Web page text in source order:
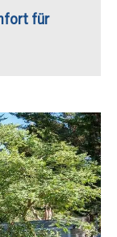
für